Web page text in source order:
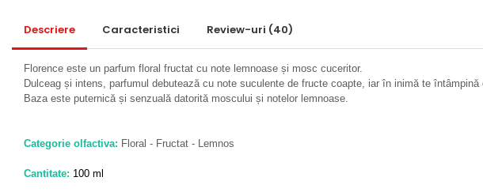
Asdaaf
Athoor Al Alam
Fragrance World
Descriere Caracteristici Review-uri (40)
Florence este un parfum floral fructat cu note lemnoase și mosc cuceritor.
Dulceag și intens, parfumul debutează cu note suculente de fructe coapte, iar în inimă te
Baza este puternică și senzuală datorită moscului și notelor lemnoase.
Categorie olfactiva: Floral - Fructat - Lemnos
Cantitate: 100 ml